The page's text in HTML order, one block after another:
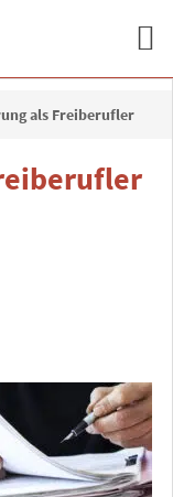
als Freiberufler